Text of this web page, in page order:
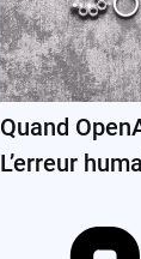
Quand
L’erreur